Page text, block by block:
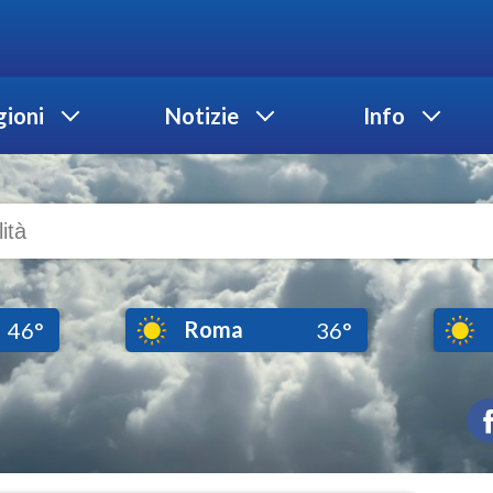
Notizie Info
46° Roma 36°